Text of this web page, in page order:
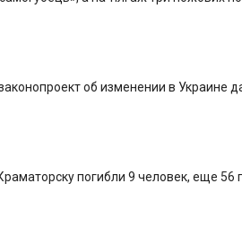
об изменении в Украине
погибли 9 человек, еще 56